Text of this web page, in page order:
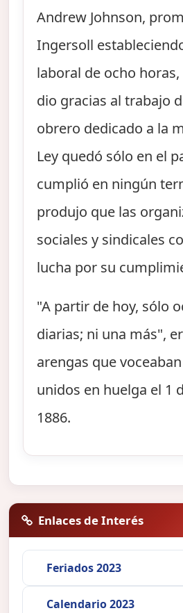
Andrew Johnson,
Ingersoll
laboral de ocho
dio gracias al trabajo
obrero dedicado a la
Ley quedó sólo en el
cumplió en ningún
produjo que las
sociales y sindicales
lucha por su
"A partir de hoy, sólo
diarias; ni una más",
arengas que
unidos en huelga el 1
1886.
Enlaces de Interés
Feriados 2023
Calendario 2023